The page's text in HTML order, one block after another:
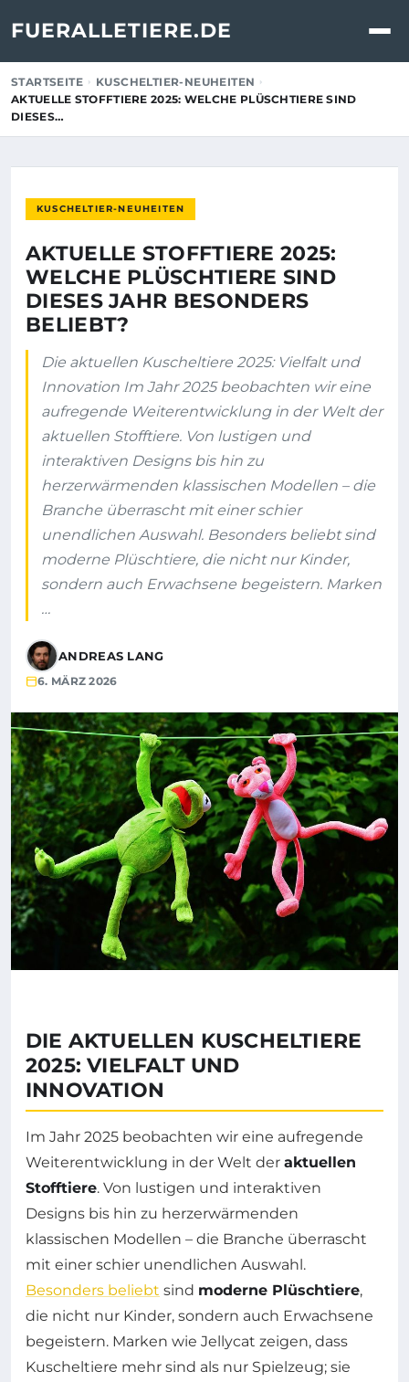
FUERALLETIERE.DE
STARTSEITE
KUSCHELTIER-NEUHEITEN
AKTUELLE STOFFTIERE 2025: WELCHE PLÜSCHTIERE SIND
DIESES…
KUSCHELTIER-NEUHEITEN
AKTUELLE STOFFTIERE 2025:
WELCHE PLÜSCHTIERE SIND
DIESES JAHR BESONDERS
BELIEBT?
Die aktuellen Kuscheltiere 2025: Vielfalt und
Innovation Im Jahr 2025 beobachten wir eine
aufregende Weiterentwicklung in der Welt der
aktuellen Stofftiere. Von lustigen und
interaktiven Designs bis hin zu
herzerwärmenden klassischen Modellen – die
Branche überrascht mit einer schier
unendlichen Auswahl. Besonders beliebt sind
moderne Plüschtiere, die nicht nur Kinder,
sondern auch Erwachsene begeistern. Marken
…
ANDREAS LANG
6. MÄRZ 2026
DIE AKTUELLEN KUSCHELTIERE
2025: VIELFALT UND
INNOVATION
Im Jahr 2025 beobachten wir eine aufregende
Weiterentwicklung in der Welt der aktuellen
Stofftiere. Von lustigen und interaktiven
Designs bis hin zu herzerwärmenden
klassischen Modellen – die Branche überrascht
mit einer schier unendlichen Auswahl.
Besonders beliebt sind moderne Plüschtiere,
die nicht nur Kinder, sondern auch Erwachsene
begeistern. Marken wie Jellycat zeigen, dass
Kuscheltiere mehr sind als nur Spielzeug; sie